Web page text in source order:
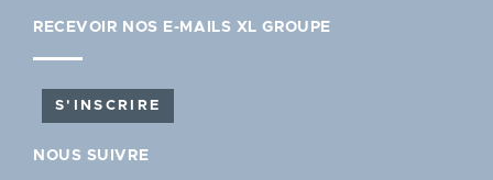
RECEVOIR NOS E-MAILS XL GROUPE
S'INSCRIRE
NOUS SUIVRE